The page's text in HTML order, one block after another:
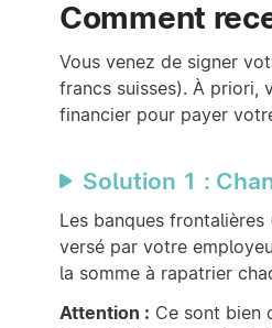
Comment
Vous venez de signer
francs suisses). À priori,
financier pour payer
Solution 1 :
Les banques
versé par votre
la somme à rapatrier
Attention : Ce sont bien